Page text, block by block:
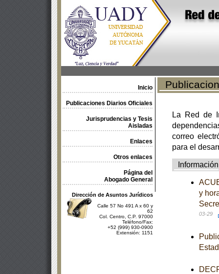
Inicio
Publicaciones Diarios Oficiales
Jurisprudencias y Tesis
Aisladas
Enlaces
Otros enlaces
Página del
Abogado General
Dirección de Asuntos Jurídicos
Calle 57 No 491 A x 60 y
62
Col. Centro, C.P. 97000
Teléfono/Fax:
+52 (999) 930-0900
Extensión: 1151
La Red de
correo
para el
Información
y
03-29